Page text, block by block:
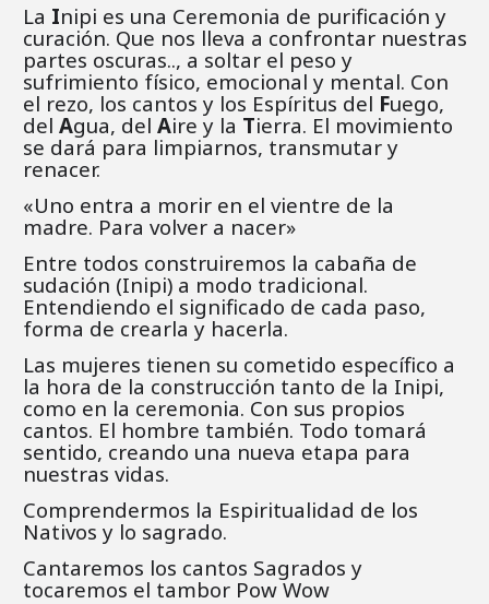
La Inipi es una Ceremonia de purificación y
curación. Que nos lleva a confrontar nuestras
partes oscuras.., a soltar el peso y
sufrimiento físico, emocional y mental. Con
el rezo, los cantos y los Espíritus del Fuego,
del Agua, del Aire y la Tierra. El movimiento
se dará para limpiarnos, transmutar y
renacer.
«Uno entra a morir en el vientre de la
madre. Para volver a nacer»
Entre todos construiremos la cabaña de
sudación (Inipi) a modo tradicional.
Entendiendo el significado de cada paso,
forma de crearla y hacerla.
Las mujeres tienen su cometido específico a
la hora de la construcción tanto de la Inipi,
como en la ceremonia. Con sus propios
cantos. El hombre también. Todo tomará
sentido, creando una nueva etapa para
nuestras vidas.
Comprendermos la Espiritualidad de los
Nativos y lo sagrado.
Cantaremos los cantos Sagrados y
tocaremos el tambor Pow Wow